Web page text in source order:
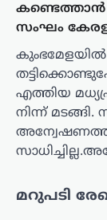
കണ്ടെത്താൻ
സംഘം
എത്തിയ
നിന്ന്
മറുപടി